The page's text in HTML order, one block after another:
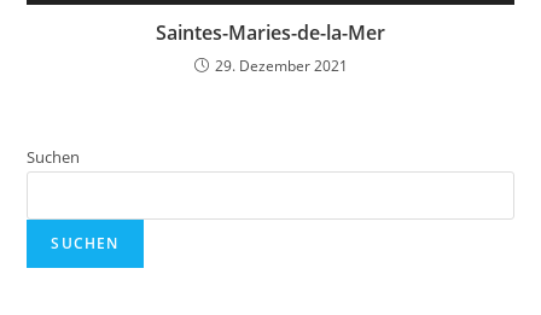
Saintes-Maries-de-la-Mer
29. Dezember 2021
Suchen
SUCHEN